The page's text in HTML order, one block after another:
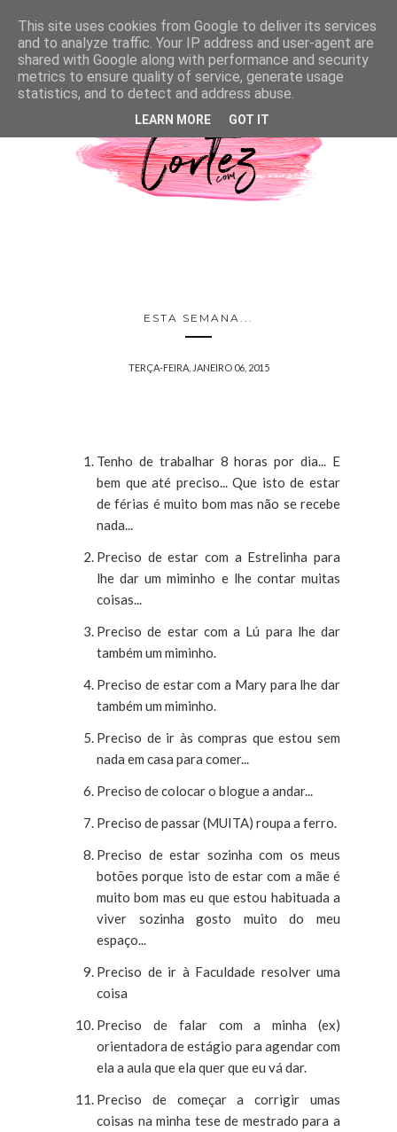
ESTA SEMANA...
TERÇA-FEIRA, JANEIRO 06, 2015
Tenho de trabalhar 8 horas por dia... E
bem que até preciso... Que isto de estar
de férias é muito bom mas não se recebe
nada...
Preciso de estar com a Estrelinha para
lhe dar um miminho e lhe contar muitas
coisas...
Preciso de estar com a Lú para lhe dar
também um miminho.
Preciso de estar com a Mary para lhe dar
também um miminho.
Preciso de ir às compras que estou sem
nada em casa para comer...
Preciso de colocar o blogue a andar...
Preciso de passar (MUITA) roupa a ferro.
Preciso de estar sozinha com os meus
botões porque isto de estar com a mãe é
muito bom mas eu que estou habituada a
viver sozinha gosto muito do meu
espaço...
Preciso de ir à Faculdade resolver uma
coisa
Preciso de falar com a minha (ex)
orientadora de estágio para agendar com
ela a aula que ela quer que eu vá dar.
Preciso de começar a corrigir umas
coisas na minha tese de mestrado para a
This site uses cookies from Google to deliver its services
and to analyze traffic. Your IP address and user-agent are
shared with Google along with performance and security
metrics to ensure quality of service, generate usage
statistics, and to detect and address abuse.
LEARN MORE GOT IT